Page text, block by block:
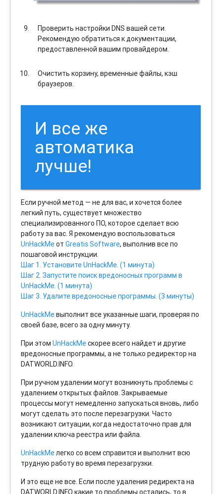
Проверить настройки DNS вашей сети.
Рекомендую обратиться к документации,
предоставленной вашим провайдером.
Очистить корзину, временные файлы, кэш
браузеров.
И все же
автоматика
лучше!
Если ручной метод — не для вас, и хочется более
легкий путь, существует множество
специализированного ПО, которое сделает всю
работу за вас. Я рекомендую воспользоваться
UnHackMeотGreatis Software, выполнив все по
пошаговой инструкции.
Шаг 1. Установите UnHackMe. (1 минута)
Шаг 2. Запустите поиск вредоносных программ в
UnHackMe. (1 минута)
Шаг 3. Удалите вредоносные программы. (3 минуты)
UnHackMeвыполнит все указанные шаги, проверяя по
своей базе, всего за одну минуту.
При этомUnHackMeскорее всего найдет и другие
вредоносные программы, а не только редиректор на
DATWORLD.INFO.
При ручном удалении могут возникнуть проблемы с
удалением открытых файлов. Закрываемые
процессы могут немедленно запускаться вновь, либо
могут сделать это после перезагрузки. Часто
возникают ситуации, когда недостаточно прав для
удалении ключа реестра или файла.
UnHackMeлегко со всем справится и выполнит всю
трудную работу во время перезагрузки.
И это еще не все. Если после удаления редиректа на
DATWORLD.INFO какие то проблемы остались, то в